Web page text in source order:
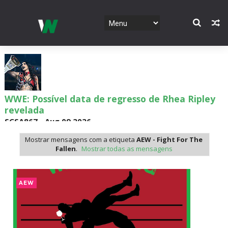
WWE: Possível data de regresso de Rhea Ripley
revelada
SCSA867- Aug 09 2026
WWE: Roman Reigns anunciado para o Survivor
Series
SCSA867
Mostrar mensagens com a etiquetaAEW - Fight For The
Fallen. Mostrar todas as mensagens
AEW